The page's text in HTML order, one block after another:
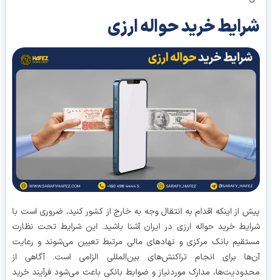
خرید حواله ارزی
از اینکه اقدام به انتقال وجه به خارج از کشور کنید، ضروری است با
خرید حواله ارزی در ایران آشنا باشید. این شرایط تحت نظارت
بانک مرکزی و نهادهای مالی مرتبط تعیین می‌شوند و رعایت
برای انجام تراکنش‌های بین‌المللی الزامی است. آگاهی از
مدارک موردنیاز و ضوابط بانکی باعث می‌شود فرآیند خرید